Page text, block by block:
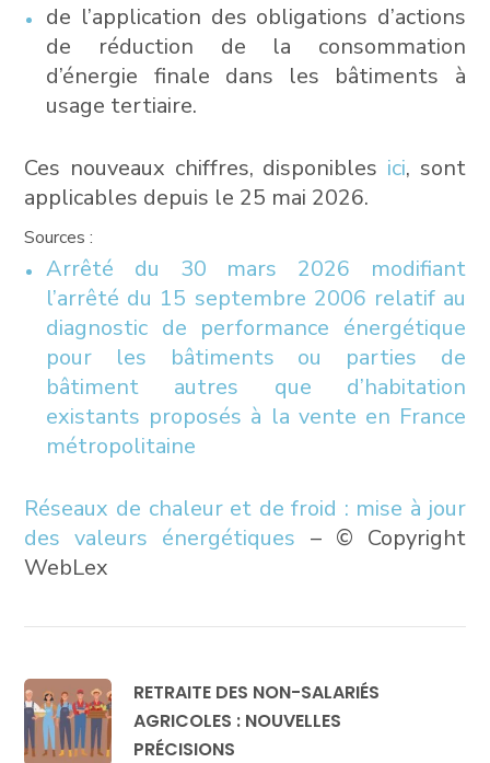
de l’application des obligations d’actions
de réduction de la consommation
d’énergie finale dans les bâtiments à
usage tertiaire.
Ces nouveaux chiffres, disponibles ici, sont
applicables depuis le 25 mai 2026.
Sources :
Arrêté du 30 mars 2026 modifiant
l’arrêté du 15 septembre 2006 relatif au
diagnostic de performance énergétique
pour les bâtiments ou parties de
bâtiment autres que d’habitation
existants proposés à la vente en France
métropolitaine
Réseaux de chaleur et de froid : mise à jour
des valeurs énergétiques – © Copyright
WebLex
RETRAITE DES NON-SALARIÉS
AGRICOLES : NOUVELLES
PRÉCISIONS